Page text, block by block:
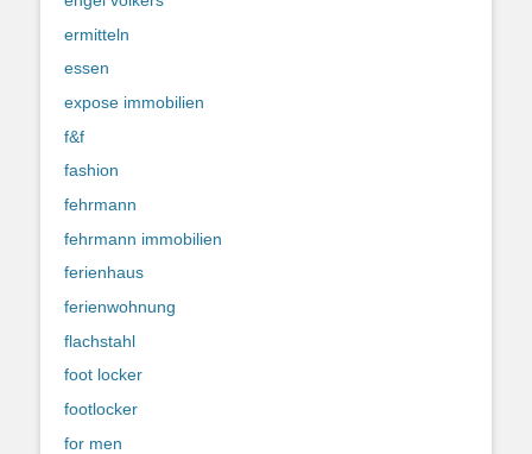
ermitteln
essen
expose immobilien
f&f
fashion
fehrmann
fehrmann immobilien
ferienhaus
ferienwohnung
flachstahl
foot locker
footlocker
for men